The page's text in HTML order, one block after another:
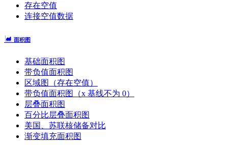
存在空值
连接空值数据
面积图
基础面积图
带负值面积图
区域图（存在空值）
带负值面积图（x 基线不为 0）
层叠面积图
百分比层叠面积图
美国、苏联核储备对比
渐变填充面积图